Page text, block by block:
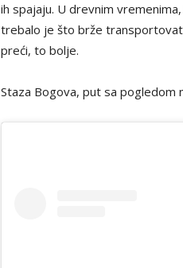
ih spajaju. U drevnim
trebalo je što brže
preći, to bolje.
Staza Bogova, put sa pogledom